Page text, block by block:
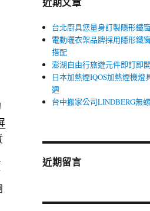
近期文章
台北廚具您量身訂製隱形鐵
電動曬衣架品牌採用隱形鐵
搭配
澎湖自由行旅遊元件即訂即
日本加熱煙IQOS加熱煙機燈
週
台中搬家公司LINDBERG無
近期留言